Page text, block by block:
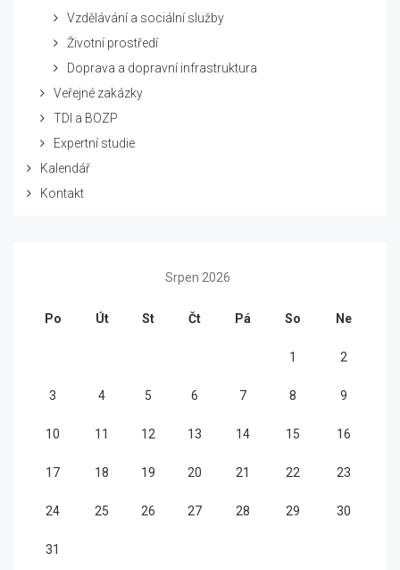
Vzdělávání a sociální služby
Životní prostředí
Doprava a dopravní infrastruktura
Veřejné zakázky
TDI a BOZP
Expertní studie
Kalendář
Kontakt
Srpen 2026
Po Út St Čt Pá So Ne
1 2
3 4 5 6 7 8 9
10 11 12 13 14 15 16
17 18 19 20 21 22 23
24 25 26 27 28 29 30
31